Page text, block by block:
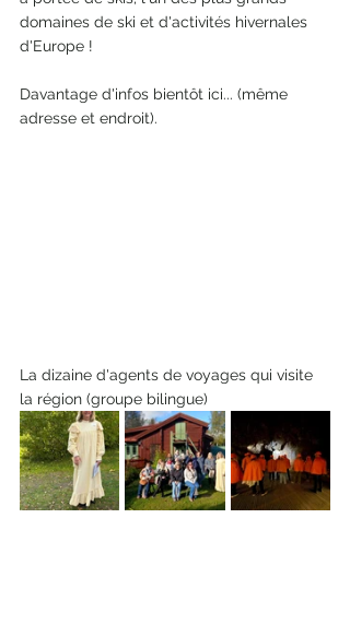
domaines de ski et d'activités hivernales
d'Europe !
Davantage d'infos bientôt ici... (même
adresse et endroit).
La dizaine d'agents de voyages qui visite
la région (groupe bilingue)